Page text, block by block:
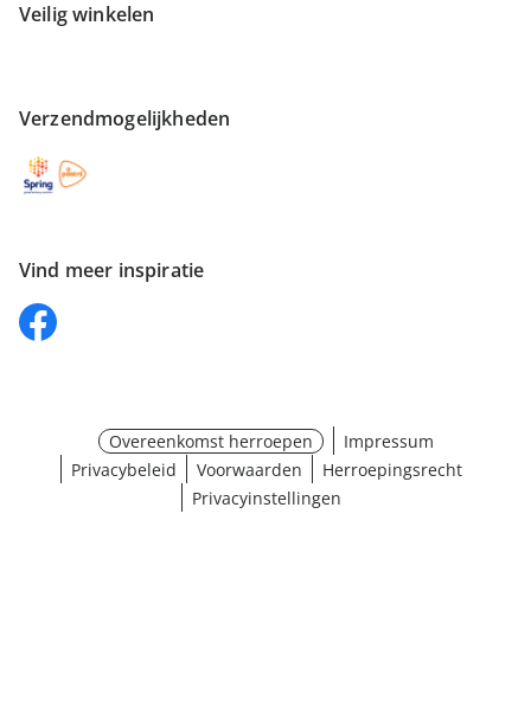
Veilig winkelen
Verzendmogelijkheden
Vind meer inspiratie
Overeenkomst herroepen
Impressum
Privacybeleid
Voorwaarden
Herroepingsrecht
Privacyinstellingen